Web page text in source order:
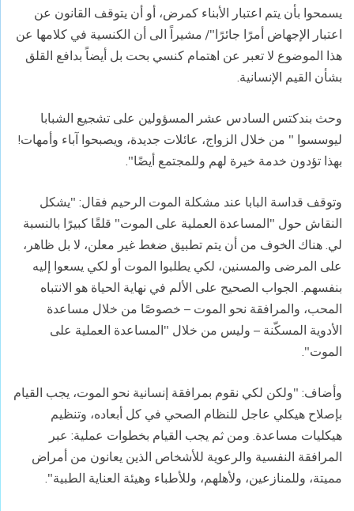
يسمحوا بأن يتم اعتبار الأبناء كمرض، أو أن يتوقف القانون عن
اعتبار الإجهاض أمرًا جائرًا"/ مشيراً الى أن الكنسية في كلامها عن
هذا الموضوع لا تعبر عن اهتمام كنسي بحت بل أيضاً بدافع القلق
بشأن القيم الإنسانية.
وحث بندكتس السادس عشر المسؤولين على تشجيع الشبابا
ليوسسوا " من خلال الزواج، عائلات جديدة، ويصبحوا آباء وأمهات!
بهذا تؤدون خدمة خيرة لهم وللمجتمع أيضًا".
وتوقف قداسة البابا عند مشكلة الموت الرحيم فقال: "يشكل
النقاش حول "المساعدة العملية على الموت" قلقًا كبيرًا بالنسبة
لي. هناك الخوف من أن يتم تطبيق ضغط غير معلن، لا بل ظاهر،
على المرضى والمسنين، لكي يطلبوا الموت أو لكي يسعوا إليه
بنفسهم. الجواب الصحيح على الألم في نهاية الحياة هو الانتباه
المحب، والمرافقة نحو الموت – خصوصًا من خلال مساعدة
الأدوية المسكّنة – وليس من خلال "المساعدة العملية على
الموت".
وأضاف: "ولكن لكي نقوم بمرافقة إنسانية نحو الموت، يجب القيام
بإصلاح هيكلي عاجل للنظام الصحي في كل أبعاده، وتنظيم
هيكليات مساعدة. ومن ثم يجب القيام بخطوات عملية: عبر
المرافقة النفسية والرعوية للأشخاص الذين يعانون من أمراض
مميتة، وللمنازعين، ولأهلهم، وللأطباء وهيئة العناية الطبية".